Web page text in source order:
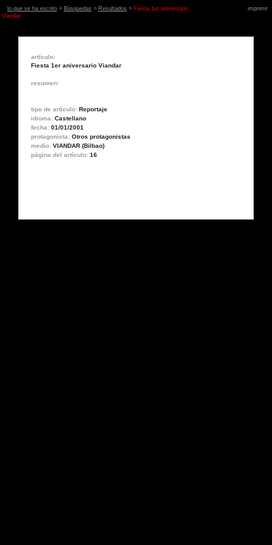
lo que se ha escrito> Búsquedas > Resultados > Fiesta 1er aniversario
Viandar
imprimir
artículo:
Fiesta 1er aniversario Viandar
resumen:
tipo de artículo: Reportaje
idioma: Castellano
fecha: 01/01/2001
protagonista: Otros protagonistas
medio: VIANDAR (Bilbao)
página del artículo: 16